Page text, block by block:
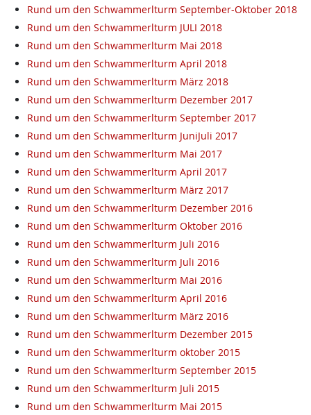
Rund um den Schwammerlturm September-Oktober 2018
Rund um den Schwammerlturm JULI 2018
Rund um den Schwammerlturm Mai 2018
Rund um den Schwammerlturm April 2018
Rund um den Schwammerlturm März 2018
Rund um den Schwammerlturm Dezember 2017
Rund um den Schwammerlturm September 2017
Rund um den Schwammerlturm JuniJuli 2017
Rund um den Schwammerlturm Mai 2017
Rund um den Schwammerlturm April 2017
Rund um den Schwammerlturm März 2017
Rund um den Schwammerlturm Dezember 2016
Rund um den Schwammerlturm Oktober 2016
Rund um den Schwammerlturm Juli 2016
Rund um den Schwammerlturm Juli 2016
Rund um den Schwammerlturm Mai 2016
Rund um den Schwammerlturm April 2016
Rund um den Schwammerlturm März 2016
Rund um den Schwammerlturm Dezember 2015
Rund um den Schwammerlturm oktober 2015
Rund um den Schwammerlturm September 2015
Rund um den Schwammerlturm Juli 2015
Rund um den Schwammerlturm Mai 2015